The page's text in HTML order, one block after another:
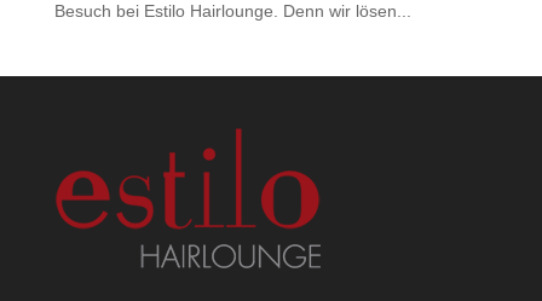
Besuch bei Estilo Hairlounge. Denn wir lösen...